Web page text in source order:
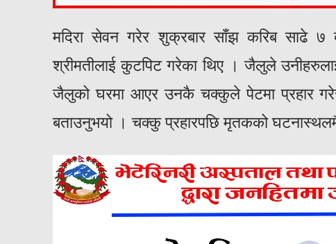
मदिरा सेवन गरेर शुक्रबार साँझ करिब साढे
श्रीमतीलाई कुटपिट गरेका थिए । जैलुले
जैलुको घरमा आएर उनकै चक्कुले पेटमा प्रहार
बताउनुभयो । चक्कु प्रहारपछि मृतकको